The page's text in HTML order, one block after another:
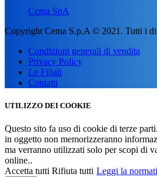
Cema SpA
Copyright Cema S.p.A © 2021. Tutti i
Condizioni generali di vendita
Privacy Policy
Le Filiali
Contatti
UTILIZZO DEI COOKIE
Questo sito fa uso di cookie di terze
in oggetto non memorizzeranno
ma verranno utilizzati solo per scopi di
online..
Accetta tutti Rifiuta tutti Leggi la